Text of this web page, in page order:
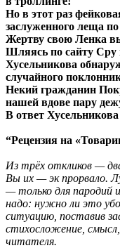
Но в этот раз
заслуженного леща
Жертву свою Ленка
Шляясь по сайту Сру
Хусельникова
случайного
Некий гражданин
нашей вдове пару
В ответ
“Рецензия на
Из трёх откликов —
Вы их — эк прорвало.
— только для пародий
надо: нужно ли это
ситуацию, поставив
стихосложение,
читателя.